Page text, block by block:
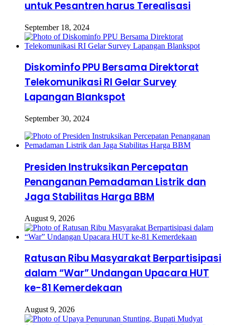
untuk Pesantren harus Terealisasi
September 18, 2024
Diskominfo PPU Bersama Direktorat
Telekomunikasi RI Gelar Survey
Lapangan Blankspot
September 30, 2024
Presiden Instruksikan Percepatan
Penanganan Pemadaman Listrik dan
Jaga Stabilitas Harga BBM
August 9, 2026
Ratusan Ribu Masyarakat Berpartisipasi
dalam “War” Undangan Upacara HUT
ke-81 Kemerdekaan
August 9, 2026